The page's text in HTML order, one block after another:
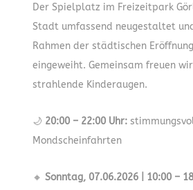
Der Spielplatz im Freizeitpark
Stadt umfassend neugestaltet
Rahmen der städtischen
eingeweiht. Gemeinsam freuen
strahlende Kinderaugen.
🌙 20:00 – 22:00 Uhr:
Mondscheinfahrten
🔸 Sonntag, 07.06.2026 | 10:00 –